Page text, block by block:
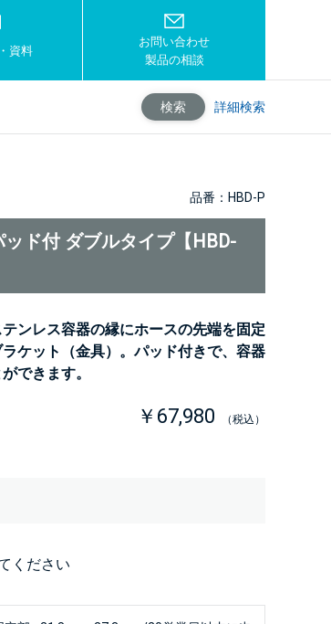
資料
お問い合わせ
製品の相談
検索 詳細検索
品番：HBD-P
ド付 ダブルタイプ【HBD-
ンレス容器の縁にホースの先端を固定
ケット（金具）。パッド付きで、容器
できます。
￥67,980 （税込）
ください